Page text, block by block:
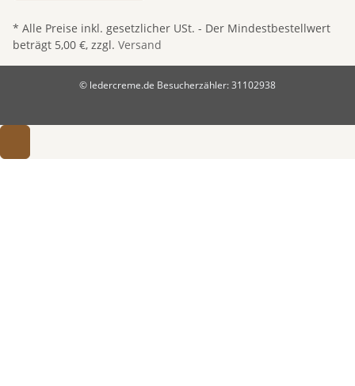
* Alle Preise inkl. gesetzlicher USt. - Der Mindestbestellwert
beträgt 5,00 €, zzgl. Versand
© ledercreme.de Besucherzähler: 31102938